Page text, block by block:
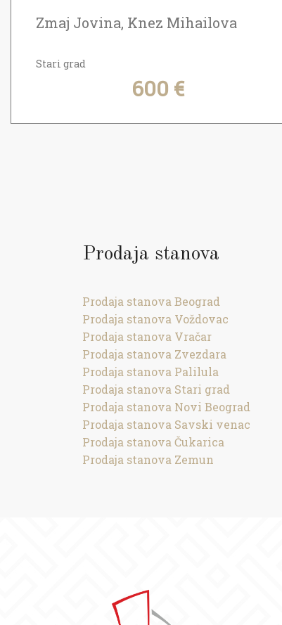
Zmaj Jovina, Knez Mihailova
Stari grad
600 €
Prodaja stanova
Prodaja stanova Beograd
Prodaja stanova Voždovac
Prodaja stanova Vračar
Prodaja stanova Zvezdara
Prodaja stanova Palilula
Prodaja stanova Stari grad
Prodaja stanova Novi Beograd
Prodaja stanova Savski venac
Prodaja stanova Čukarica
Prodaja stanova Zemun